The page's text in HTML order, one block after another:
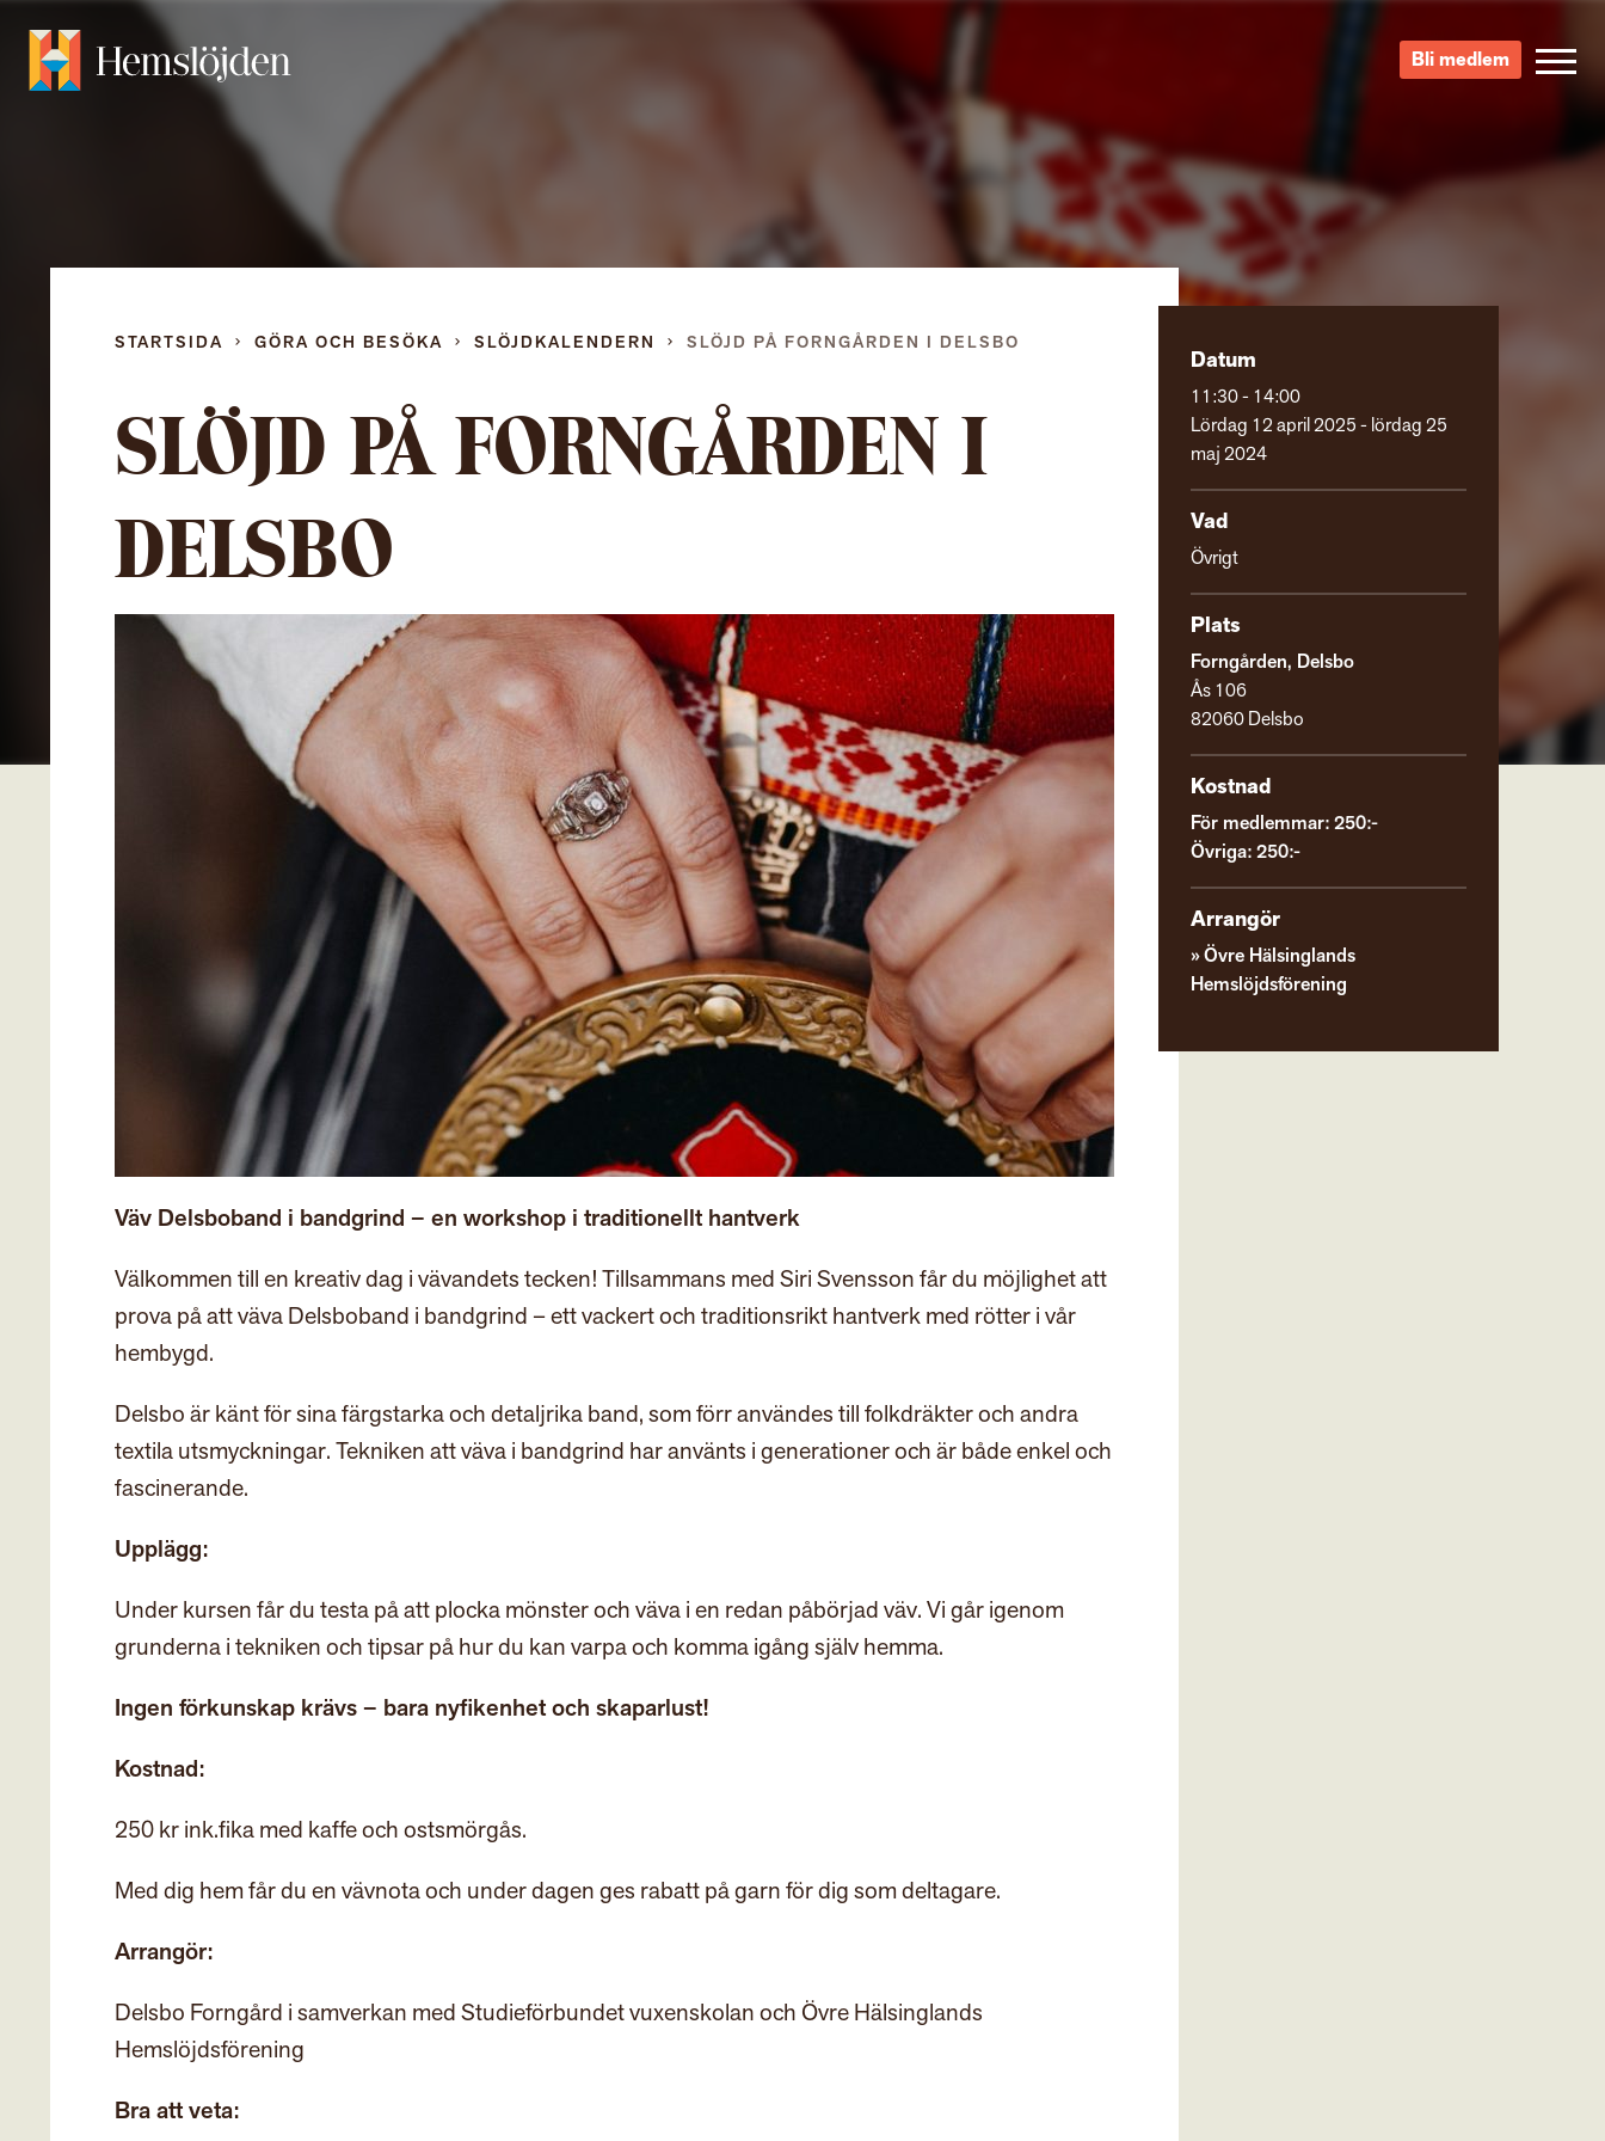
Gå
direkt
innehållet
Bli medlem
STARTSIDA GÖRA OCH BESÖKA SLÖJDKALENDERN SLÖJD PÅ FORNGÅRDEN I DELSBO
SLÖJD PÅ FORNGÅRDEN I
DELSBO
Väv Delsboband i bandgrind – en workshop i traditionellt hantverk
Välkommen till en kreativ dag i vävandets tecken! Tillsammans med Siri Svensson får du möjlighet att
prova på att väva Delsboband i bandgrind – ett vackert och traditionsrikt hantverk med rötter i vår
hembygd.
Delsbo är känt för sina färgstarka och detaljrika band, som förr användes till folkdräkter och andra
textila utsmyckningar. Tekniken att väva i bandgrind har använts i generationer och är både enkel och
fascinerande.
Upplägg:
Under kursen får du testa på att plocka mönster och väva i en redan påbörjad väv. Vi går igenom
grunderna i tekniken och tipsar på hur du kan varpa och komma igång själv hemma.
Ingen förkunskap krävs – bara nyfikenhet och skaparlust!
Kostnad:
250 kr ink.fika med kaffe och ostsmörgås.
Med dig hem får du en vävnota och under dagen ges rabatt på garn för dig som deltagare.
Arrangör:
Delsbo Forngård i samverkan med Studieförbundet vuxenskolan och Övre Hälsinglands
Hemslöjdsförening
Bra att veta:
Datum
11:30 - 14:00
Lördag 12 april 2025 - lördag 25
maj 2024
Vad
Övrigt
Plats
Forngården, Delsbo
Ås 106
82060 Delsbo
Kostnad
För medlemmar: 250:-
Övriga: 250:-
Arrangör
Övre Hälsinglands
Hemslöjdsförening